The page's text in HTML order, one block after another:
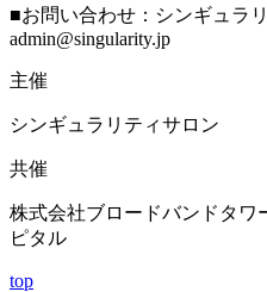
■お問い合わせ：シンギュラ
admin@singularity.jp
主催
シンギュラリティサロン
共催
株式会社ブロードバンドタワ
ピタル
top